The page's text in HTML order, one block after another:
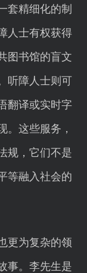
套精细化的制
人士有权获得
图书馆的盲文
听障人士则可
翻译或实时字
。这些服务，
规，它们不是
等融入社会的
更为复杂的领
事。李先生是